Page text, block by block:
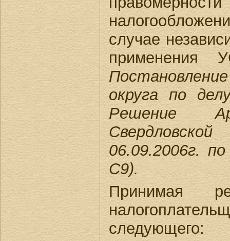
случае
округа по
Решение
06.09.2006г.
С9).
Принимая
следующего: